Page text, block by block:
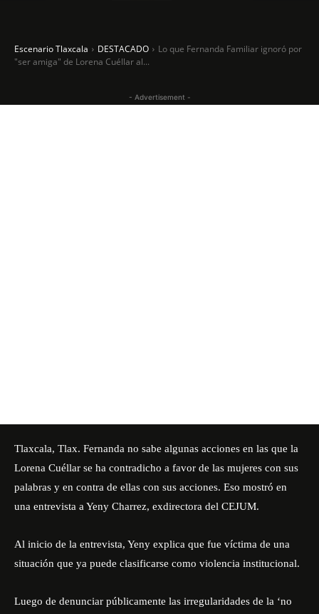
Escenario Tlaxcala DESTACADO
Lo que Fernanda Familiar ignoró por
"ser amiga" de Lorena Cuéllar al...
- Advertisement -
Tlaxcala, Tlax. Fernanda no sabe algunas acciones en las que la
Lorena Cuéllar se ha contradicho a favor de las mujeres con sus
palabras y en contra de ellas con sus acciones. Eso mostró en
una entrevista a Yeny Charrez, exdirectora del CEJUM.
Al inicio de la entrevista, Yeny explica que fue víctima de una
situación que ya puede clasificarse como violencia institucional.
Luego de denunciar públicamente las irregularidades de la ‘no